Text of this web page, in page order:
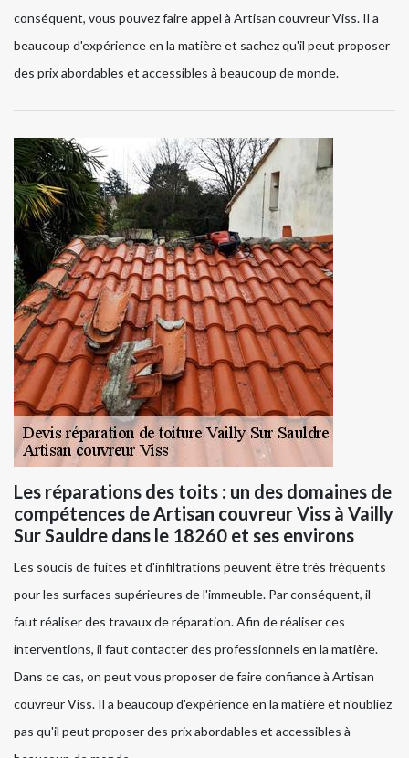
conséquent, vous pouvez faire appel à Artisan couvreur Viss. Il a
beaucoup d'expérience en la matière et sachez qu'il peut proposer
des prix abordables et accessibles à beaucoup de monde.
Les réparations des toits : un des domaines de
compétences de Artisan couvreur Viss à Vailly
Sur Sauldre dans le 18260 et ses environs
Les soucis de fuites et d'infiltrations peuvent être très fréquents
pour les surfaces supérieures de l'immeuble. Par conséquent, il
faut réaliser des travaux de réparation. Afin de réaliser ces
interventions, il faut contacter des professionnels en la matière.
Dans ce cas, on peut vous proposer de faire confiance à Artisan
couvreur Viss. Il a beaucoup d'expérience en la matière et n'oubliez
pas qu'il peut proposer des prix abordables et accessibles à